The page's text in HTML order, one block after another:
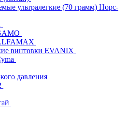
ультралегкие (70 грамм) Норс-
винтовки EVANIX
давления